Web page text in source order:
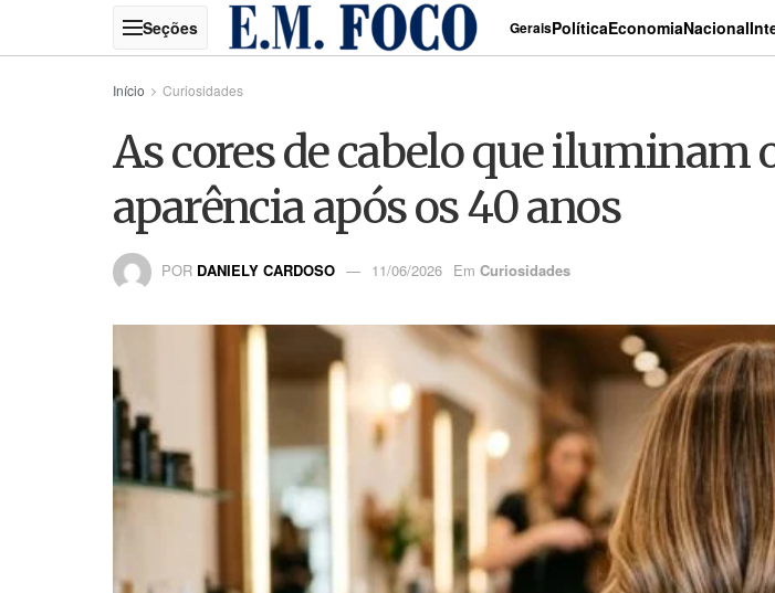
GeraisPolíticaEconomiaNacional
Início Curiosidades
As cores de cabelo que iluminam
aparência após os 40 anos
POR DANIELY CARDOSO 11/06/2026 Em Curiosidades